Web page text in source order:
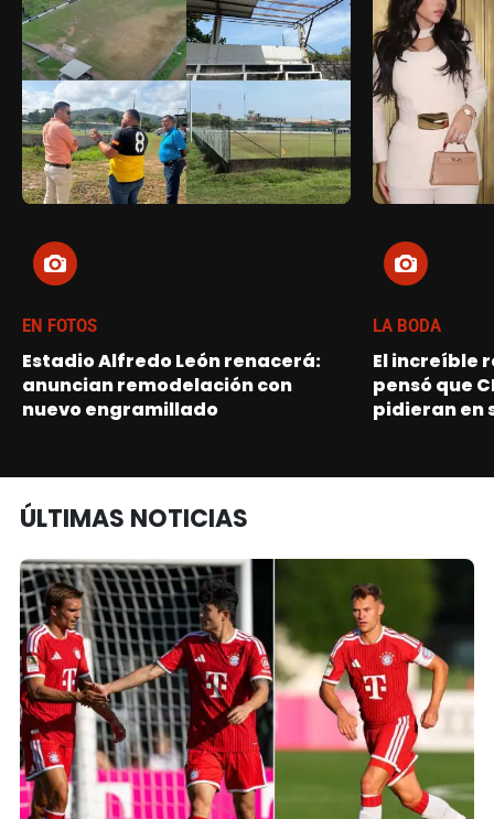
EN FOTOS
Estadio Alfredo León renacerá:
anuncian remodelación con
nuevo engramillado
LA BODA
El increíble
pensó que
pidieran en
ÚLTIMAS NOTICIAS